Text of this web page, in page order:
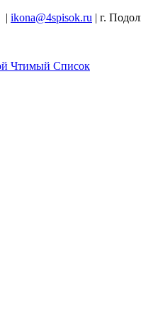
| ikona@4spisok.ru | г.